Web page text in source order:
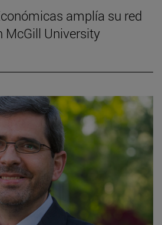
amplía su red
McGill University